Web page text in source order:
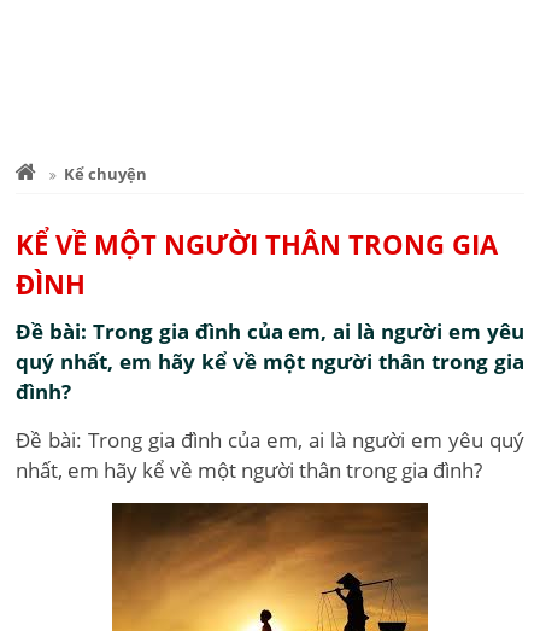
Kể chuyện
KỂ VỀ MỘT NGƯỜI THÂN TRONG GIA
ĐÌNH
Đề bài: Trong gia đình của em, ai là người em yêu
quý nhất, em hãy kể về một người thân trong gia
đình?
Đề bài: Trong gia đình của em, ai là người em yêu quý
nhất, em hãy kể về một người thân trong gia đình?